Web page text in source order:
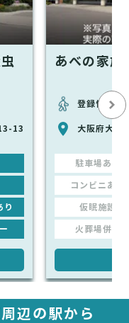
13
り
あべの家族
登録情報な
大阪府大阪
駐車場あり
コンビニあり
仮眠施設
火葬場併設
辺の駅から